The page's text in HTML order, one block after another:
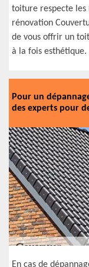
toiture respecte les
rénovation
de vous offrir un
à la fois esthétique.
Pour un
des experts pour
En cas de